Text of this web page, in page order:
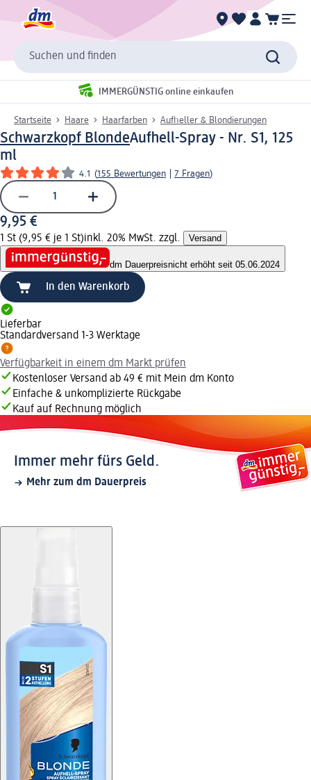
Suchen und finden
IMMERGÜNSTIG online einkaufen
Startseite Haare Haarfarben Aufheller & Blondierungen
Schwarzkopf BlondeAufhell-Spray - Nr. S1, 125
ml
4.1 (155 Bewertungen 7 Fragen)
9,95 €
1 St (9,95 € je 1 St)inkl. 20% MwSt. zzgl. Versand
dm Dauerpreisnicht erhöht seit 05.06.2024
In den Warenkorb
Lieferbar
Standardversand 1-3 Werktage
Verfügbarkeit in einem dm Markt prüfen
Kostenloser Versand ab 49 € mit Mein dm Konto
Einfache & unkomplizierte Rückgabe
Kauf auf Rechnung möglich
Immer mehr fürs Geld.
Mehr zum dm Dauerpreis